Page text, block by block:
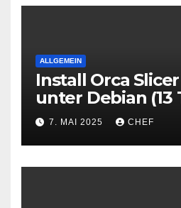
ALLGEMEIN
Install Orca Slicer
unter Debian (13
7. MAI 2025 CHEF